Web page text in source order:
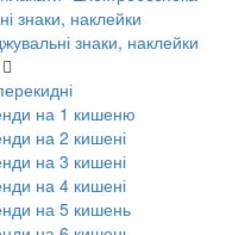
знаки, наклейки
знаки, наклейки
на 1 кишеню
на 2 кишені
на 3 кишені
на 4 кишені
на 5 кишень